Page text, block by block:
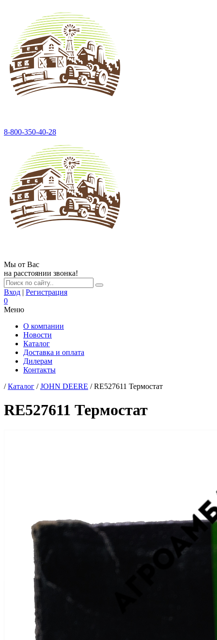
8-800-350-40-28
Мы от Вас
на расстоянии звонка!
Вход | Регистрация
0
Меню
О компании
Новости
Каталог
Доставка и оплата
Дилерам
Контакты
/Каталог /JOHN DEERE / RE527611 Термостат
RE527611 Термостат